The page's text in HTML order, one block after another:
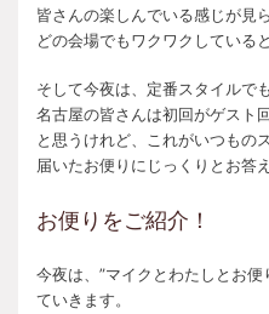
皆さんの楽しんでいる感じが見
どの会場でもワクワクしている
そして今夜は、定番スタイルで
名古屋の皆さんは初回がゲスト
と思うけれど、これがいつもの
届いたお便りにじっくりとお答
お便りをご紹介！
今夜は、”マイクとわたしとお
ていきます。